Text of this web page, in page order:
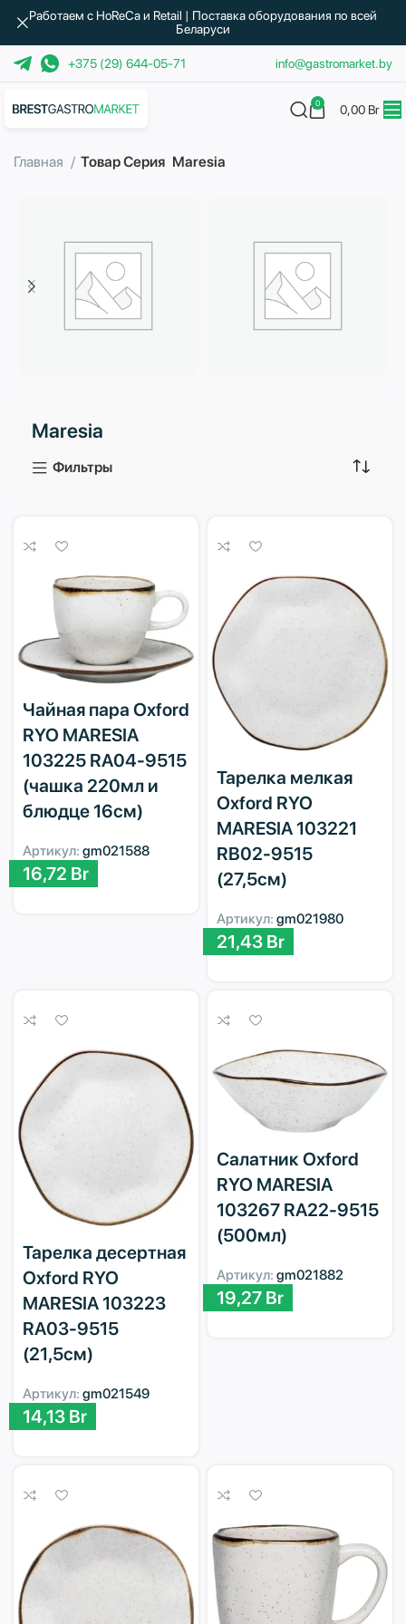
+375 (29) 644-05-71 info@gastromarket.by
0 0,00 Br
Главная Товар Серия Maresia
3 продукта
Maresia
Фильтры
Чайная пара Oxford
RYO MARESIA
103225 RA04-9515
(чашка 220мл и
блюдце 16см)
Артикул: gm021588
16,72 Br
Тарелка мелкая
Oxford RYO
MARESIA 103221
RB02-9515
(27,5см)
Артикул: gm021980
21,43 Br
Тарелка десертная
Oxford RYO
MARESIA 103223
RA03-9515
(21,5см)
Артикул: gm021549
14,13 Br
Салатник Oxford
RYO MARESIA
103267 RA22-9515
(500мл)
Артикул: gm021882
19,27 Br
Работаем с HoReCa и Retail | Поставка оборудования по всей
Беларуси